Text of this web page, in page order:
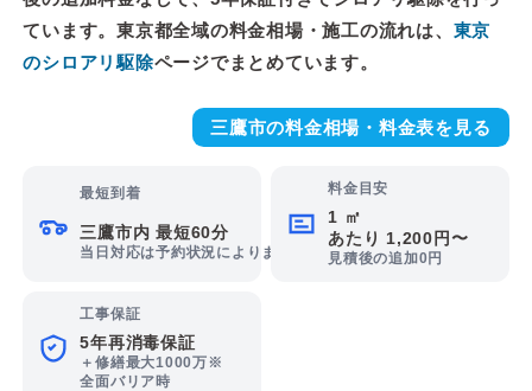
ています。東京都全域の料金相場・施工の流れは、 東京
のシロアリ駆除ページでまとめています。
三鷹市の料金相場・料金表を見る
最短到着
三鷹市内 最短60分
当日対応は予約状況によります
料金目安
1 ㎡
あたり 1,200円〜
見積後の追加0円
工事保証
5年再消毒保証
＋修繕最大1000万※
全面バリア時